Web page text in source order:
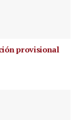
provisional